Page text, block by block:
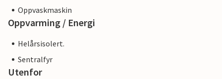
Oppvaskmaskin
Oppvarming / Energi
Helårsisolert.
Sentralfyr
Utenfor